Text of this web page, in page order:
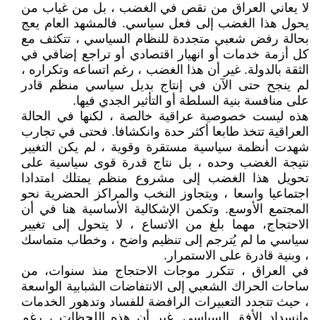
لا يعاني العراق من نقص في الغضب ، بل من غياب من
يحول هذا الغضب إلى فعل سياسي. فالمشهد العام يعج
بحالة رفض شعبي متجددة للنظام السياسي ، تتكثف مع
كل أزمة خدمات أو انهيار اقتصادي أو تراجع إضافي في
الثقة بالدولة. غير أن هذا الغضب ، رغم اتساعه وتكراره ،
لم ينجح حتى الآن في إنتاج بديل سياسي منظم قادر
على منافسة بنية السلطة أو التأثير الجدي فيها.
هذه ليست خصوصية عراقية خالصة ، لكنها في الحالة
العراقية تتخذ طابعا أكثر حدة وانكشافا. فحتى في تجارب
شهدت أنظمة سياسية مستقرة وقوية ، لم يكن التغيير
نتيجة الغضب وحده ، بل نتاج قدرة قوى سياسية على
تحويل هذا الغضب إلى مشروع منظم يمتلك امتدادا
اجتماعيا واسعا ، ويتجاوز النخب والمراكز الحضرية نحو
المجتمع الأوسع. وتكمن الإشكالية الأساسية هنا في أن
الاحتجاج، مهما بلغ من الاتساع ، لا يتحول إلى تغيير
سياسي ما لم يُترجم إلى تنظيم واضح ، وخطاب متماسك
، وبنية قادرة على الاستمرار.
في العراق ، تتكرر موجات الاحتجاج منذ سنوات، من
ساحات الحراك الشعبي إلى الانتفاضات الشبابية الواسعة
، حيث تتجدد التعبيرات الرافضة للفساد وتدهور الخدمات